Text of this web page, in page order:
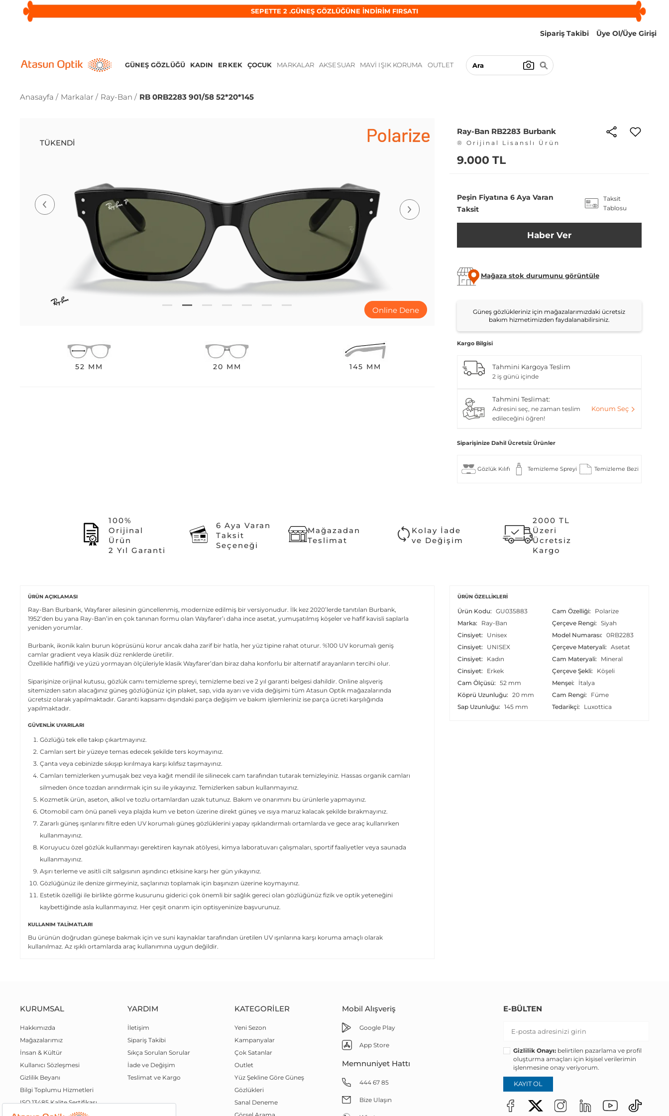
SEPETTE 2 .GÜNEŞ GÖZLÜĞÜNE İNDİRİM FIRSATI
Sipariş Takibi Üye Ol/Üye Girişi
GÜNEŞ GÖZLÜĞÜ KADIN ERKEK ÇOCUK MARKALAR AKSESUAR MAVI IŞIK KORUMA OUTLET
Anasayfa / Markalar / Ray-Ban / RB 0RB2283 901/58 52*20*145
Online Dene
TÜKENDI
52 MM 20 MM 145 MM
Ray-Ban RB2283 Burbank
® Orijinal Lisanslı Ürün
9.000 TL
Peşin Fiyatına 6 Aya Varan
Taksit
Taksit
Tablosu
Haber Ver
Mağaza stok durumunu görüntüle
Güneş gözlükleriniz için mağazalarımızdaki ücretsiz
bakım hizmetimizden faydalanabilirsiniz.
Kargo Bilgisi
Tahmini Kargoya Teslim
2 iş günü içinde
Tahmini Teslimat:
Adresini seç, ne zaman teslim
edileceğini öğren!
Konum Seç
Siparişinize Dahil Ücretsiz Ürünler
Gözlük Kılıfı Temizleme Spreyi Temizleme Bezi
100%
Orijinal
Ürün
2 Yıl Garanti
6 Aya Varan
Taksit
Seçeneği
Mağazadan
Teslimat
Kolay İade
ve Değişim
2000 TL
Üzeri
Ücretsiz
Kargo
ÜRÜN AÇIKLAMASI
Ray-Ban Burbank, Wayfarer ailesinin güncellenmiş, modernize edilmiş bir versiyonudur. İlk kez 2020’lerde tanıtılan Burbank,
1952’den bu yana Ray-Ban’in en çok tanınan formu olan Wayfarer’ı daha ince asetat, yumuşatılmış köşeler ve hafif kavisli saplarla
yeniden yorumlar.
Burbank, ikonik kalın burun köprüsünü korur ancak daha zarif bir hatla, her yüz tipine rahat oturur. %100 UV korumalı geniş
camlar gradient veya klasik düz renklerde üretilir.
Özellikle hafifliği ve yüzü yormayan ölçüleriyle klasik Wayfarer’dan biraz daha konforlu bir alternatif arayanların tercihi olur.
Siparişinize orijinal kutusu, gözlük camı temizleme spreyi, temizleme bezi ve 2 yıl garanti belgesi dahildir. Online alışveriş
sitemizden satın alacağınız güneş gözlüğünüz için plaket, sap, vida ayarı ve vida değişimi tüm Atasun Optik mağazalarında
ücretsiz olarak yapılmaktadır. Garanti kapsamı dışındaki parça değişim ve bakım işlemleriniz ise parça ücreti karşılığında
yapılmaktadır.
GÜVENLIK UYARILARI
Gözlüğü tek elle takıp çıkartmayınız.
Camları sert bir yüzeye temas edecek şekilde ters koymayınız.
Çanta veya cebinizde sıkışıp kırılmaya karşı kılıfsız taşımayınız.
Camları temizlerken yumuşak bez veya kağıt mendil ile silinecek cam tarafından tutarak temizleyiniz. Hassas organik camları
silmeden önce tozdan arındırmak için su ile yıkayınız. Temizlerken sabun kullanmayınız.
Kozmetik ürün, aseton, alkol ve tozlu ortamlardan uzak tutunuz. Bakım ve onarımını bu ürünlerle yapmayınız.
Otomobil cam önü paneli veya plajda kum ve beton üzerine direkt güneş ve ısıya maruz kalacak şekilde bırakmayınız.
Zararlı güneş ışınlarını filtre eden UV korumalı güneş gözlüklerini yapay ışıklandırmalı ortamlarda ve gece araç kullanırken
kullanmayınız.
Koruyucu özel gözlük kullanmayı gerektiren kaynak atölyesi, kimya laboratuvarı çalışmaları, sportif faaliyetler veya saunada
kullanmayınız.
Aşırı terleme ve asitli cilt salgısının aşındırıcı etkisine karşı her gün yıkayınız.
Gözlüğünüz ile denize girmeyiniz, saçlarınızı toplamak için başınızın üzerine koymayınız.
Estetik özelliği ile birlikte görme kusurunu giderici çok önemli bir sağlık gereci olan gözlüğünüz fizik ve optik yeteneğini
kaybettiğinde asla kullanmayınız. Her çeşit onarım için optisyeninize başvurunuz.
KULLANIM TALIMATLARI
Bu ürünün doğrudan güneşe bakmak için ve suni kaynaklar tarafından üretilen UV ışınlarına karşı koruma amaçlı olarak
kullanılmaz. Az ışıklı ortamlarda araç kullanımına uygun değildir.
ÜRÜN ÖZELLIKLERI
Ürün Kodu: GU035883
Marka:
Ray-Ban
Cinsiyet:
Unisex
Cinsiyet:
UNISEX
Cinsiyet:
Kadın
Cinsiyet:
Erkek
Cam Ölçüsü: 52 mm
Köprü Uzunluğu: 20 mm
Sap Uzunluğu: 145 mm
Cam Özelliği:
Polarize
Çerçeve Rengi:
Siyah
Model Numarası:
0RB2283
Çerçeve Materyali:
Asetat
Cam Materyali:
Mineral
Çerçeve Şekli:
Köşeli
Menşei:
İtalya
Cam Rengi:
Füme
Tedarikçi:
Luxottica
KURUMSAL
Hakkımızda
Mağazalarımız
İnsan & Kültür
Kullanıcı Sözleşmesi
Gizlilik Beyanı
Bilgi Toplumu Hizmetleri
ISO 13485 Kalite Sertifikası
YARDIM
İletişim
Sipariş Takibi
Sıkça Sorulan Sorular
İade ve Değişim
Teslimat ve Kargo
KATEGORILER
Yeni Sezon
Kampanyalar
Çok Satanlar
Outlet
Yüz Şekline Göre Güneş
Gözlükleri
Sanal Deneme
Mobil Alışveriş
Google Play
App Store
Memnuniyet Hattı
444 67 85
Bize Ulaşın
E-BÜLTEN
Gizlilik Onayı:belirtilen pazarlama ve profil
oluşturma amaçları için kişisel verilerimin
işlenmesine onay veriyorum.
KAYIT OL